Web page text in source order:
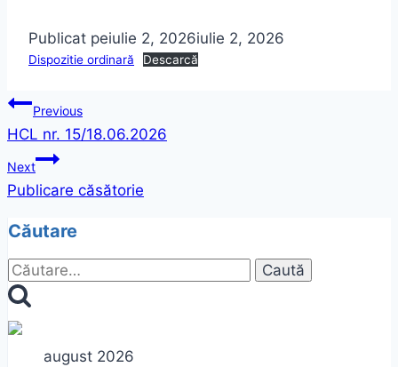
Publicat peiulie 2, 2026iulie 2, 2026
Dispozitie ordinară Descarcă
Navigare
în
articole
Previous
HCL nr. 15/18.06.2026
Next
Publicare căsătorie
Căutare
Caută
după:
august 2026